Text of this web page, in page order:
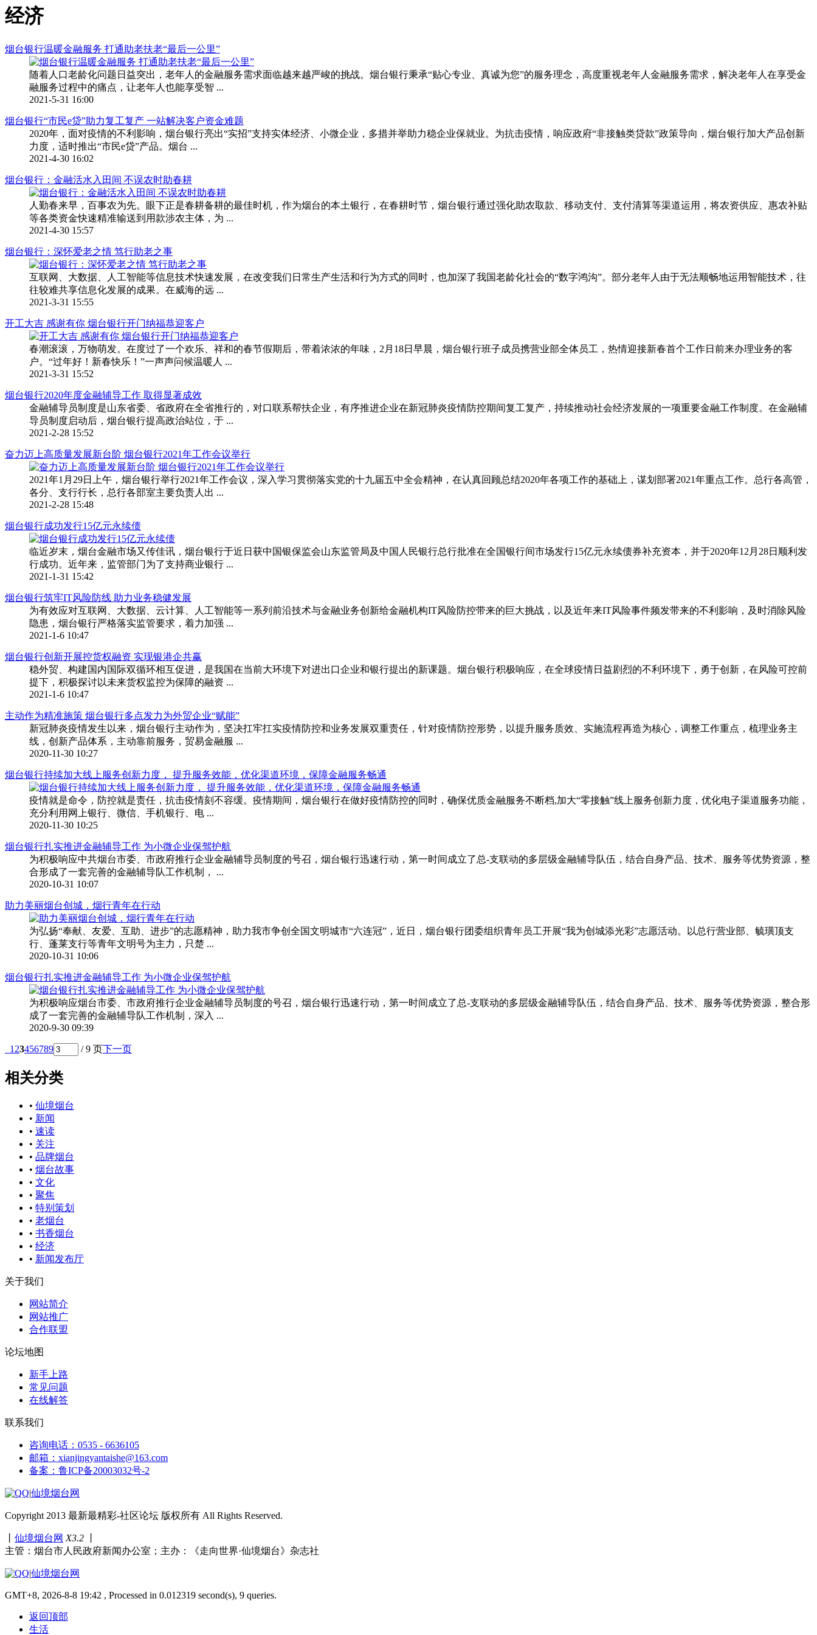
经济
烟台银行温暖金融服务 打通助老扶老“最后一公里”
随着人口老龄化问题日益突出，老年人的金融服务需求面临越来越严峻的挑战。烟台银行秉承“贴心专业、真诚为您”的服务理念，高度重视老年人金融服务需求，解决老年人在享受金
融服务过程中的痛点，让老年人也能享受智 ...
2021-5-31 16:00
烟台银行“市民e贷”助力复工复产 一站解决客户资金难题
2020年，面对疫情的不利影响，烟台银行亮出“实招”支持实体经济、小微企业，多措并举助力稳企业保就业。为抗击疫情，响应政府“非接触类贷款”政策导向，烟台银行加大产品创新
力度，适时推出“市民e贷”产品。烟台 ...
2021-4-30 16:02
烟台银行：金融活水入田间 不误农时助春耕
人勤春来早，百事农为先。眼下正是春耕备耕的最佳时机，作为烟台的本土银行，在春耕时节，烟台银行通过强化助农取款、移动支付、支付清算等渠道运用，将农资供应、惠农补贴
等各类资金快速精准输送到用款涉农主体，为 ...
2021-4-30 15:57
烟台银行：深怀爱老之情 笃行助老之事
互联网、大数据、人工智能等信息技术快速发展，在改变我们日常生产生活和行为方式的同时，也加深了我国老龄化社会的“数字鸿沟”。部分老年人由于无法顺畅地运用智能技术，往
往较难共享信息化发展的成果。在威海的远 ...
2021-3-31 15:55
开工大吉 感谢有你 烟台银行开门纳福恭迎客户
春潮滚滚，万物萌发。在度过了一个欢乐、祥和的春节假期后，带着浓浓的年味，2月18日早晨，烟台银行班子成员携营业部全体员工，热情迎接新春首个工作日前来办理业务的客
户。“过年好！新春快乐！”一声声问候温暖人 ...
2021-3-31 15:52
烟台银行2020年度金融辅导工作 取得显著成效
金融辅导员制度是山东省委、省政府在全省推行的，对口联系帮扶企业，有序推进企业在新冠肺炎疫情防控期间复工复产，持续推动社会经济发展的一项重要金融工作制度。在金融辅
导员制度启动后，烟台银行提高政治站位，于 ...
2021-2-28 15:52
奋力迈上高质量发展新台阶 烟台银行2021年工作会议举行
2021年1月29日上午，烟台银行举行2021年工作会议，深入学习贯彻落实党的十九届五中全会精神，在认真回顾总结2020年各项工作的基础上，谋划部署2021年重点工作。总行各高管，
各分、支行行长，总行各部室主要负责人出 ...
2021-2-28 15:48
烟台银行成功发行15亿元永续债
临近岁末，烟台金融市场又传佳讯，烟台银行于近日获中国银保监会山东监管局及中国人民银行总行批准在全国银行间市场发行15亿元永续债券补充资本，并于2020年12月28日顺利发
行成功。近年来，监管部门为了支持商业银行 ...
2021-1-31 15:42
烟台银行筑牢IT风险防线 助力业务稳健发展
为有效应对互联网、大数据、云计算、人工智能等一系列前沿技术与金融业务创新给金融机构IT风险防控带来的巨大挑战，以及近年来IT风险事件频发带来的不利影响，及时消除风险
隐患，烟台银行严格落实监管要求，着力加强 ...
2021-1-6 10:47
烟台银行创新开展控货权融资 实现银港企共赢
稳外贸、构建国内国际双循环相互促进，是我国在当前大环境下对进出口企业和银行提出的新课题。烟台银行积极响应，在全球疫情日益剧烈的不利环境下，勇于创新，在风险可控前
提下，积极探讨以未来货权监控为保障的融资 ...
2021-1-6 10:47
主动作为精准施策 烟台银行多点发力为外贸企业“赋能”
新冠肺炎疫情发生以来，烟台银行主动作为，坚决扛牢扛实疫情防控和业务发展双重责任，针对疫情防控形势，以提升服务质效、实施流程再造为核心，调整工作重点，梳理业务主
线，创新产品体系，主动靠前服务，贸易金融服 ...
2020-11-30 10:27
烟台银行持续加大线上服务创新力度， 提升服务效能，优化渠道环境，保障金融服务畅通
疫情就是命令，防控就是责任，抗击疫情刻不容缓。疫情期间，烟台银行在做好疫情防控的同时，确保优质金融服务不断档,加大“零接触”线上服务创新力度，优化电子渠道服务功能，
充分利用网上银行、微信、手机银行、电 ...
2020-11-30 10:25
烟台银行扎实推进金融辅导工作 为小微企业保驾护航
为积极响应中共烟台市委、市政府推行企业金融辅导员制度的号召，烟台银行迅速行动，第一时间成立了总-支联动的多层级金融辅导队伍，结合自身产品、技术、服务等优势资源，整
合形成了一套完善的金融辅导队工作机制， ...
2020-10-31 10:07
助力美丽烟台创城，烟行青年在行动
为弘扬“奉献、友爱、互助、进步”的志愿精神，助力我市争创全国文明城市“六连冠”，近日，烟台银行团委组织青年员工开展“我为创城添光彩”志愿活动。以总行营业部、毓璜顶支
行、蓬莱支行等青年文明号为主力，只楚 ...
2020-10-31 10:06
烟台银行扎实推进金融辅导工作 为小微企业保驾护航
为积极响应烟台市委、市政府推行企业金融辅导员制度的号召，烟台银行迅速行动，第一时间成立了总-支联动的多层级金融辅导队伍，结合自身产品、技术、服务等优势资源，整合形
成了一套完善的金融辅导队工作机制，深入 ...
2020-9-30 09:39
1 23456789 / 9 页下一页
相关分类
• 仙境烟台
• 新闻
• 速读
• 关注
• 品牌烟台
• 烟台故事
• 文化
• 聚焦
• 特别策划
• 老烟台
• 书香烟台
• 经济
• 新闻发布厅
关于我们
网站简介
网站推广
合作联盟
论坛地图
新手上路
常见问题
在线解答
联系我们
咨询电话：0535 - 6636105
邮箱：xianjingyantaishe@163.com
备案：鲁ICP备20003032号-2
|仙境烟台网
Copyright 2013 最新最精彩-社区论坛 版权所有 All Rights Reserved.
仙境烟台网 X3.2
主管：烟台市人民政府新闻办公室；主办：《走向世界·仙境烟台》杂志社
|仙境烟台网
GMT+8, 2026-8-8 19:42 , Processed in 0.012319 second(s), 9 queries.
返回顶部
生活